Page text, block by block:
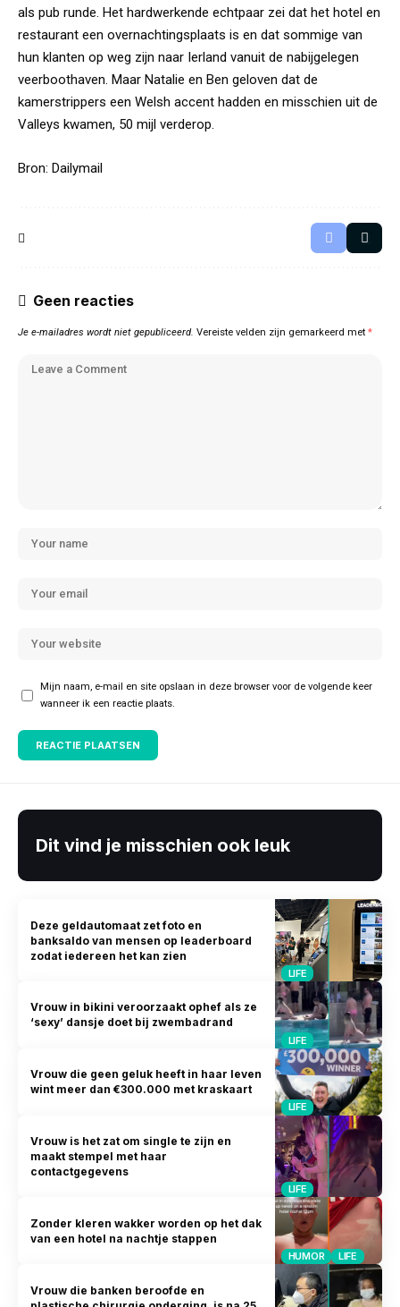
als pub runde. Het hardwerkende echtpaar zei dat het hotel en
restaurant een overnachtingsplaats is en dat sommige van
hun klanten op weg zijn naar Ierland vanuit de nabijgelegen
veerboothaven. Maar Natalie en Ben geloven dat de
kamerstrippers een Welsh accent hadden en misschien uit de
Valleys kwamen, 50 mijl verderop.
Bron: Dailymail
Geen reacties
Je e-mailadres wordt niet gepubliceerd. Vereiste velden zijn gemarkeerd met *
Mijn naam, e-mail en site opslaan in deze browser voor de volgende keer
wanneer ik een reactie plaats.
Dit vind je misschien ook leuk
LIFE
Deze geldautomaat zet foto en
banksaldo van mensen op leaderboard
zodat iedereen het kan zien
LIFE
Vrouw in bikini veroorzaakt ophef als ze
‘sexy’ dansje doet bij zwembadrand
LIFE
Vrouw die geen geluk heeft in haar leven
wint meer dan €300.000 met kraskaart
LIFE
Vrouw is het zat om single te zijn en
maakt stempel met haar
contactgegevens
HUMOR LIFE
Zonder kleren wakker worden op het dak
van een hotel na nachtje stappen
Vrouw die banken beroofde en